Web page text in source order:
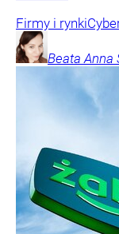
Firmy i rynki
Beata Anna